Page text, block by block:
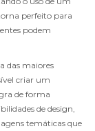
perfeito para
podem
das maiores
criar um
de forma
de design,
temáticas que